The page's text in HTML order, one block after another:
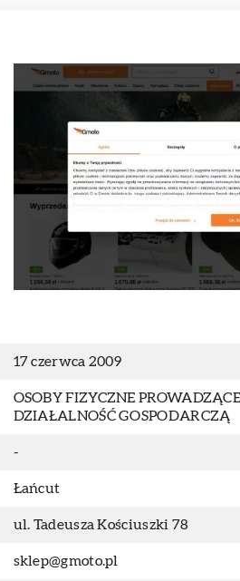
17 czerwca 2009
OSOBY FIZYCZNE PROWADZĄCE
DZIAŁALNOŚĆ GOSPODARCZĄ
-
Łańcut
ul. Tadeusza Kościuszki 78
sklep@gmoto.pl